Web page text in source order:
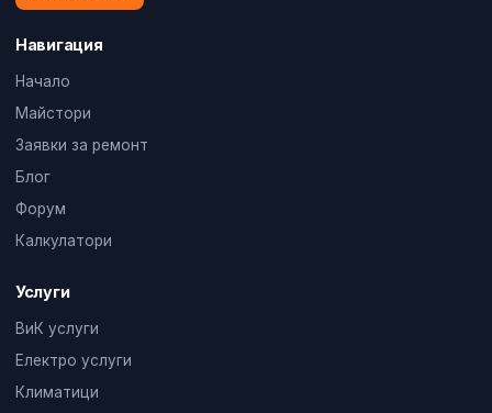
Навигация
Начало
Майстори
Заявки за ремонт
Блог
Форум
Калкулатори
Услуги
ВиК услуги
Електро услуги
Климатици